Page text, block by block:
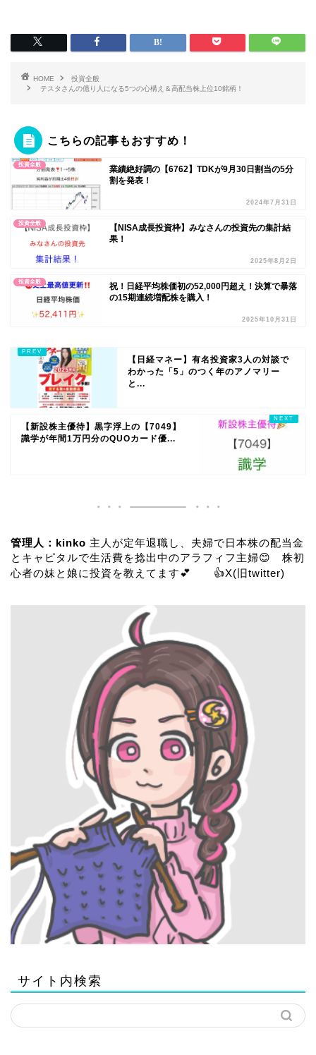
HOME
投資全般
テスタさんの億り人になる5つの心構え＆高配当株上位10銘柄！
こちらの記事もおすすめ！
投資全般
業績絶好調の【6762】TDKが9月30日割当の5分
割を発表！
2024年7月31日
投資全般
【NISA成長投資枠】みなさんの投資先の集計結
果！
2025年8月2日
投資全般
祝！日経平均株価初の52,000円超え！決算で暴落
の15期連続増配株を購入！
2025年10月31日
【日経マネー】有名投資家3人の対談で
わかった「5」のつく年のアノマリー
と...
【新設株主優待】黒字浮上の【7049】
識学が年間1万円分のQUOカード優...
管理人：kinko 主人が定年退職し、夫婦で日本株の配当金
とキャピタルで生活費を捻出中のアラフィフ主婦😊 株初
心者の妹と娘に投資を教えてます💕 👍X(旧twitter)
サイト内検索